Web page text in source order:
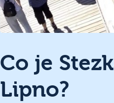
Co je
Lipno?